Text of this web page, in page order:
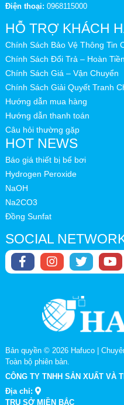
Điện thoại: 0968115000
HỖ TRỢ KHÁCH
Chính Sách Bảo Vệ Thông Tin
Chính Sách Đổi Trả – Hoàn Tiền
Chính Sách Giá – Vận Chuyển
Chính Sách Giải Quyết Tranh
Hướng dẫn mua hàng
Hướng dẫn thanh toán
Câu hỏi thường gặp
HOT NEWS
Báo giá thiết bị bể bơi
Hydrogen Peroxide
NaOH
Na2CO3
Đồng Sunfat
SOCIAL
Bản quyền © 2026 Hafuco |
Toàn bộ phiên bản.
CÔNG TY TNHH SẢN XUẤT VÀ
Địa chỉ:
TRỤ SỞ MIỀN BẮC